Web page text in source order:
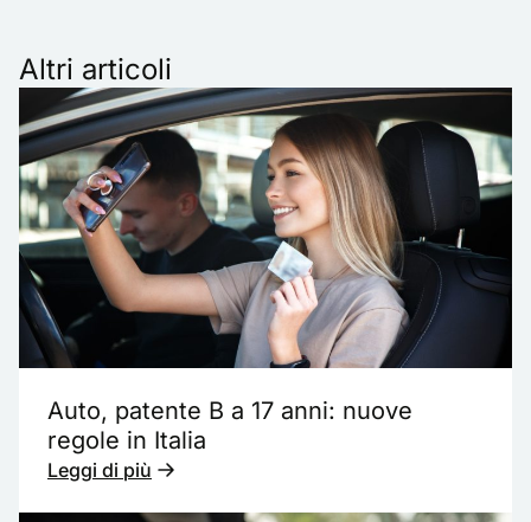
Altri articoli
Auto, patente B a 17 anni: nuove
regole in Italia
Leggi di più